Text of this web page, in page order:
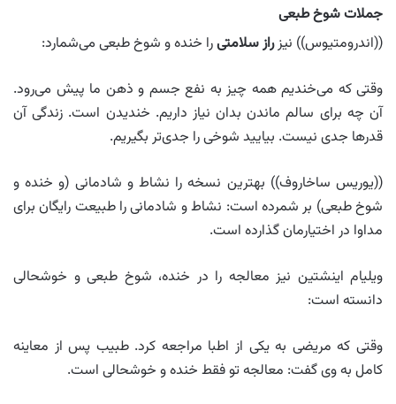
جملات شوخ طبعی
((اندرومتیوس)) نیزراز سلامتیرا خنده و شوخ طبعی می‌شمارد:
وقتی که می‌خندیم همه چیز به نفع جسم و ذهن ما پیش می‌رود.
آن چه برای سالم ماندن بدان نیاز داریم. خندیدن است. زندگی آن
قدرها جدی نیست. بیایید شوخی را جدی‌تر بگیریم.
((یوریس ساخاروف)) بهترین نسخه را نشاط و شادمانی (و خنده و
شوخ طبعی) بر شمرده است: نشاط و شادمانی را طبیعت رایگان برای
مداوا در اختیارمان گذارده است.
ویلیام اینشتین نیز معالجه را در خنده، شوخ طبعی و خوشحالی
دانسته است:
وقتی که مریضی به یکی از اطبا مراجعه کرد. طبیب پس از معاینه
کامل به وی گفت: معالجه تو فقط خنده و خوشحالی است.